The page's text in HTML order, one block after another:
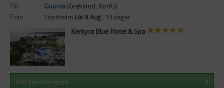
Till: Gouvia(Grekland, Korfu)
Från:
Stockholm Lör 8 Aug , 14 dagar
Kerkyra Blue Hotel & Spa
Välj den här resan